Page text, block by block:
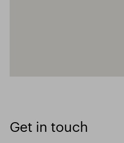
Get in touch